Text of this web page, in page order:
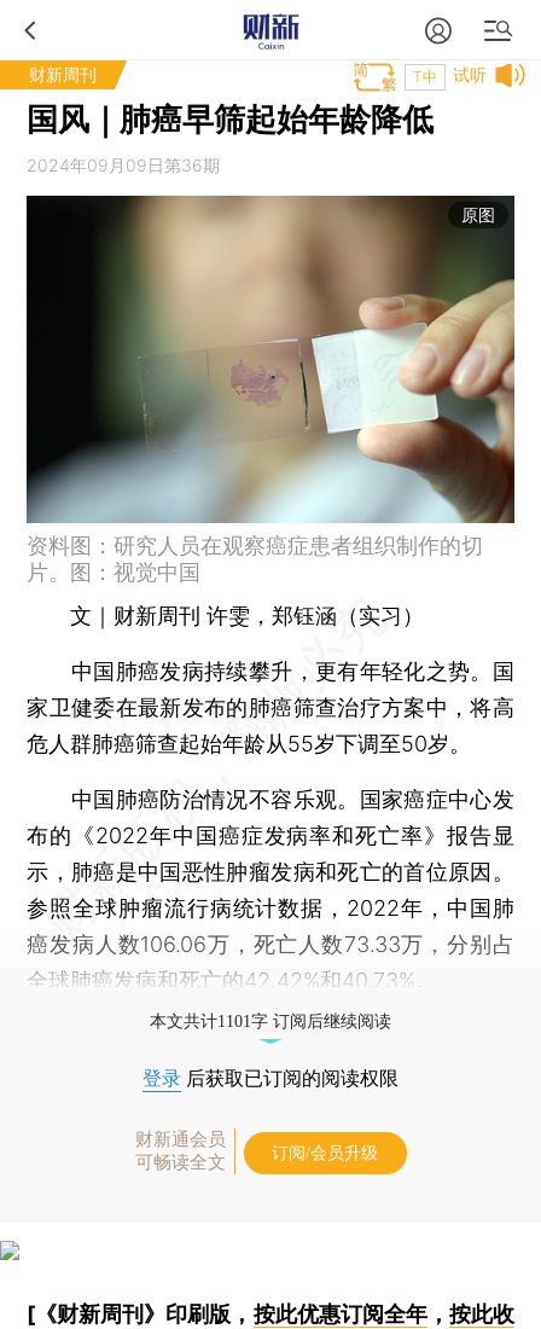
财新周刊 试听
T中
国风｜肺癌早筛起始年龄降低
2024年09月09日第36期
原图
资料图：研究人员在观察癌症患者组织制作的切
片。图：视觉中国
文｜财新周刊 许雯，郑钰涵（实习）
中国肺癌发病持续攀升，更有年轻化之势。国
家卫健委在最新发布的肺癌筛查治疗方案中，将高
危人群肺癌筛查起始年龄从55岁下调至50岁。
中国肺癌防治情况不容乐观。国家癌症中心发
布的《2022年中国癌症发病率和死亡率》报告显
示，肺癌是中国恶性肿瘤发病和死亡的首位原因。
参照全球肿瘤流行病统计数据，2022年，中国肺
癌发病人数106.06万，死亡人数73.33万，分别占
全球肺癌发病和死亡的42.42%和40.73%。
本文共计1101字 订阅后继续阅读
登录 后获取已订阅的阅读权限
财新通会员
可畅读全文
订阅/会员升级
[《财新周刊》印刷版， 按此优惠订阅全年， 按此收